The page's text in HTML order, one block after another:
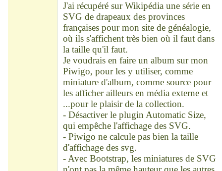
J'ai récupéré sur Wikipédia une série en
SVG de drapeaux des provinces
françaises pour mon site de généalogie,
où ils s'affichent très bien où il faut dans
la taille qu'il faut.
Je voudrais en faire un album sur mon
Piwigo, pour les y utiliser, comme
miniature d'album, comme source pour
les afficher ailleurs en média externe et
...pour le plaisir de la collection.
- Désactiver le plugin Automatic Size,
qui empêche l'affichage des SVG.
- Piwigo ne calcule pas bien la taille
d'affichage des svg.
- Avec Bootstrap, les miniatures de SVG